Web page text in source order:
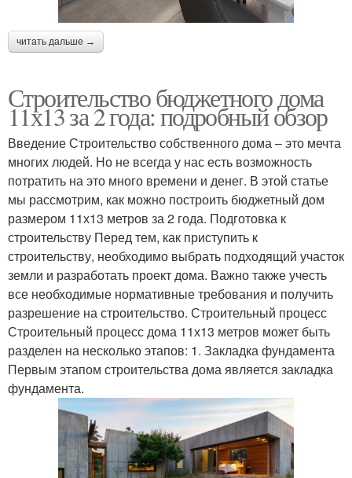
читать дальше →
Строительство бюджетного дома
11х13 за 2 года: подробный обзор
Введение Строительство собственного дома – это мечта
многих людей. Но не всегда у нас есть возможность
потратить на это много времени и денег. В этой статье
мы рассмотрим, как можно построить бюджетный дом
размером 11х13 метров за 2 года. Подготовка к
строительству Перед тем, как приступить к
строительству, необходимо выбрать подходящий участок
земли и разработать проект дома. Важно также учесть
все необходимые нормативные требования и получить
разрешение на строительство. Строительный процесс
Строительный процесс дома 11х13 метров может быть
разделен на несколько этапов: 1. Закладка фундамента
Первым этапом строительства дома является закладка
фундамента.